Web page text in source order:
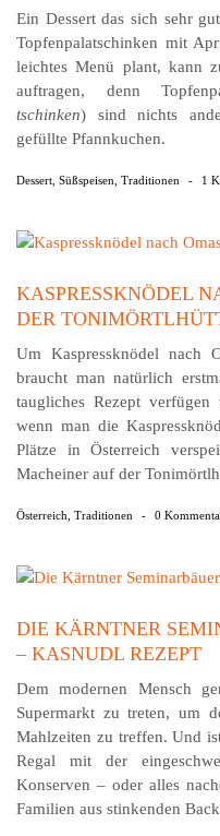
Ein Dessert das sich sehr
Topfenpalatschinken mit
leichtes Menü plant, kann
auftragen, denn
tschinken) sind nichts
gefüllte Pfannkuchen.
Dessert Süßspeisen Traditionen - 1
KASPRESSKNÖDEL
DER
Um Kaspressknödel nach
braucht man natürlich
taugliches Rezept
wenn man die
Plätze in Österreich
Macheiner auf der
Österreich Traditionen - 0
DIE KÄRNTNER
– KASNUDL REZEPT
Dem modernen Mensch
Supermarkt zu treten, um
Mahlzeiten zu treffen. Und
Regal mit der
Konserven – oder alles
Familien aus stinkenden